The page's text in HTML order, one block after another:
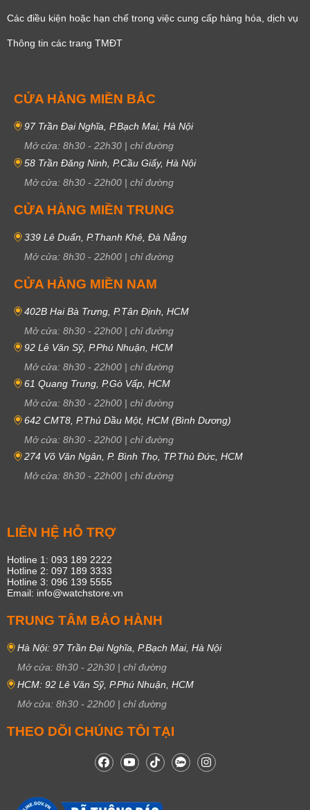
Các điều kiện hoặc hạn chế trong việc cung cấp hàng hóa, dịch vụ
Thông tin các trang TMĐT
CỬA HÀNG MIỀN BẮC
97 Trần Đại Nghĩa, P.Bạch Mai, Hà Nội
Mở cửa: 8h30 - 22h30 | chỉ đường
58 Trần Đăng Ninh, P.Cầu Giấy, Hà Nội
Mở cửa: 8h30 - 22h00 | chỉ đường
CỬA HÀNG MIỀN TRUNG
339 Lê Duẩn, P.Thanh Khê, Đà Nẵng
Mở cửa: 8h30 - 22h00 | chỉ đường
CỬA HÀNG MIỀN NAM
402B Hai Bà Trưng, P.Tân Định, HCM
Mở cửa: 8h30 - 22h00 | chỉ đường
92 Lê Văn Sỹ, P.Phú Nhuận, HCM
Mở cửa: 8h30 - 22h00 | chỉ đường
61 Quang Trung, P.Gò Vấp, HCM
Mở cửa: 8h30 - 22h00 | chỉ đường
642 CMT8, P.Thủ Dầu Một, HCM (Bình Dương)
Mở cửa: 8h30 - 22h00 | chỉ đường
274 Võ Văn Ngân, P. Bình Thọ, TP.Thủ Đức, HCM
Mở cửa: 8h30 - 22h00 | chỉ đường
LIÊN HỆ HỖ TRỢ
Hotline 1: 093 189 2222
Hotline 2: 097 189 3333
Hotline 3: 096 139 5555
Email: info@watchstore.vn
TRUNG TÂM BẢO HÀNH
Hà Nội: 97 Trần Đại Nghĩa, P.Bạch Mai, Hà Nội
Mở cửa: 8h30 - 22h30 | chỉ đường
HCM: 92 Lê Văn Sỹ, P.Phú Nhuận, HCM
Mở cửa: 8h30 - 22h00 | chỉ đường
THEO DÕI CHÚNG TÔI TẠI